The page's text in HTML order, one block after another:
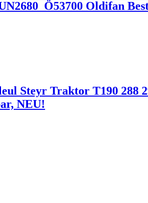
Oldifan
Steyr Traktor T190 288
NEU!